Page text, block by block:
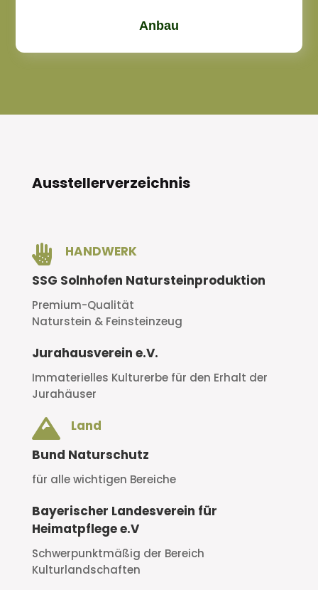
Anbau
Ausstellerverzeichnis

HANDWERK
SSG Solnhofen Natursteinproduktion
Premium-Qualität
Naturstein & Feinsteinzeug
Jurahausverein e.V.
Immaterielles Kulturerbe für den Erhalt der
Jurahäuser

Land
Bund Naturschutz
für alle wichtigen Bereiche
Bayerischer Landesverein für
Heimatpflege e.V
Schwerpunktmäßig der Bereich
Kulturlandschaften